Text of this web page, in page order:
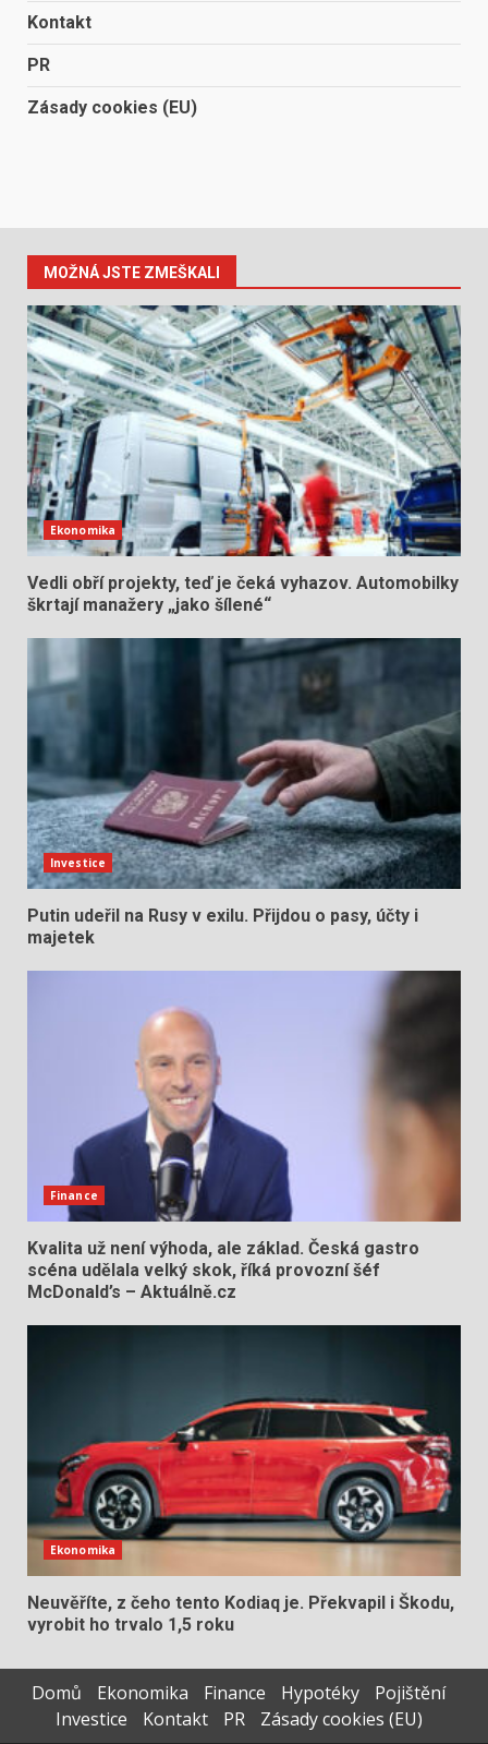
Kontakt
PR
Zásady cookies (EU)
MOŽNÁ JSTE ZMEŠKALI
Ekonomika
Vedli obří projekty, teď je čeká vyhazov. Automobilky
škrtají manažery „jako šílené“
Investice
Putin udeřil na Rusy v exilu. Přijdou o pasy, účty i
majetek
Finance
Kvalita už není výhoda, ale základ. Česká gastro
scéna udělala velký skok, říká provozní šéf
McDonald’s – Aktuálně.cz
Ekonomika
Neuvěříte, z čeho tento Kodiaq je. Překvapil i Škodu,
vyrobit ho trvalo 1,5 roku
Domů Ekonomika Finance Hypotéky
Pojištění
Investice
Kontakt PR Zásady cookies (EU)